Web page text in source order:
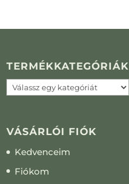
TERMÉKKATEGÓRIÁK
VÁSÁRLÓI FIÓK
Kedvenceim
Fiókom